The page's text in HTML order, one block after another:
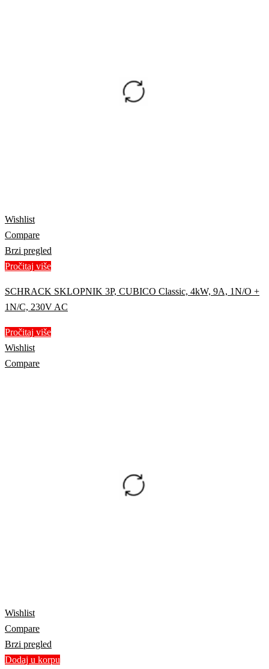
Wishlist
Compare
Brzi pregled
Pročitaj više
SCHRACK SKLOPNIK 3P, CUBICO Classic, 4kW, 9A, 1N/O +
1N/C, 230V AC
Pročitaj više
Wishlist
Compare
Wishlist
Compare
Brzi pregled
Dodaj u korpu